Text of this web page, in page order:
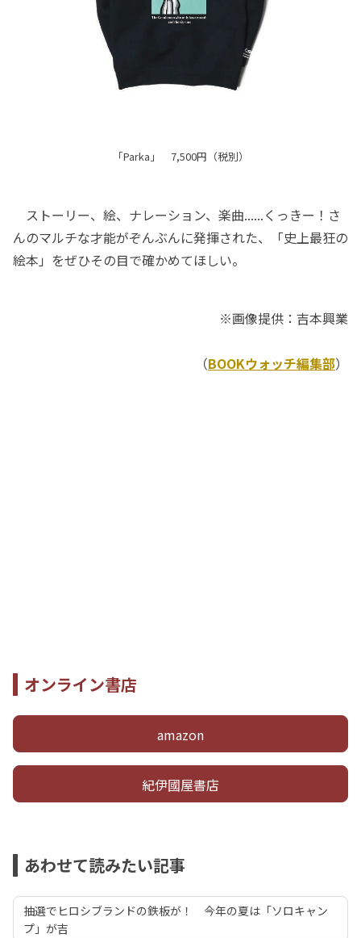
「Parka」 7,500円（税別）
ストーリー、絵、ナレーション、楽曲......くっきー！さ
んのマルチな才能がぞんぶんに発揮された、「史上最狂の
絵本」をぜひその目で確かめてほしい。
※画像提供：吉本興業
（BOOKウォッチ編集部）
オンライン書店
amazon
紀伊國屋書店
あわせて読みたい記事
抽選でヒロシブランドの鉄板が！ 今年の夏は「ソロキャン
プ」が吉